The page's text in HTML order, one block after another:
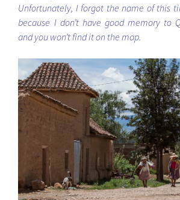
Unfortunately, I forgot the name of this
because I don’t have good memory to
and you won’t find it on the map.